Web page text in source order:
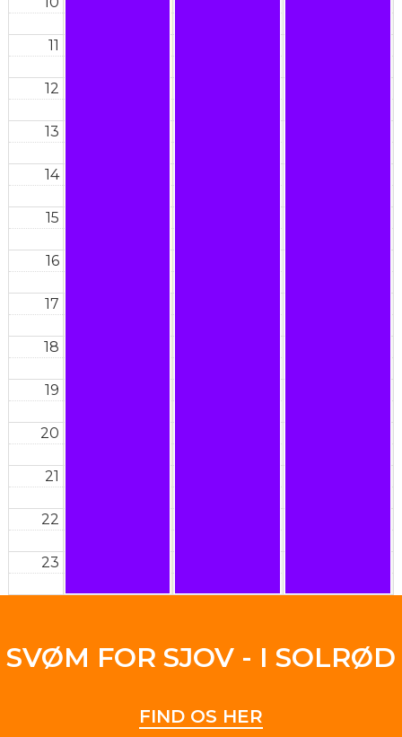
11
12
13
14
15
16
17
18
19
20
21
22
23
SVØM FOR SJOV - I SOLRØD
FIND OS HER